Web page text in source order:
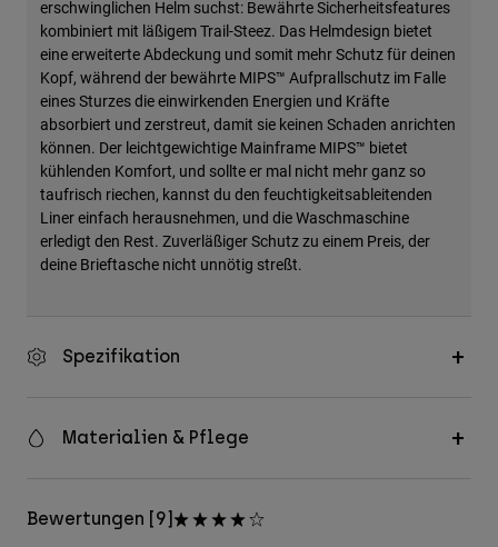
erschwinglichen Helm suchst: Bewährte Sicherheitsfeatures
kombiniert mit läßigem Trail-Steez. Das Helmdesign bietet
eine erweiterte Abdeckung und somit mehr Schutz für deinen
Kopf, während der bewährte MIPS™ Aufprallschutz im Falle
eines Sturzes die einwirkenden Energien und Kräfte
absorbiert und zerstreut, damit sie keinen Schaden anrichten
können. Der leichtgewichtige Mainframe MIPS™ bietet
kühlenden Komfort, und sollte er mal nicht mehr ganz so
taufrisch riechen, kannst du den feuchtigkeitsableitenden
Liner einfach herausnehmen, und die Waschmaschine
erledigt den Rest. Zuverläßiger Schutz zu einem Preis, der
deine Brieftasche nicht unnötig streßt.
Spezifikation
Materialien & Pflege
Bewertungen [9]